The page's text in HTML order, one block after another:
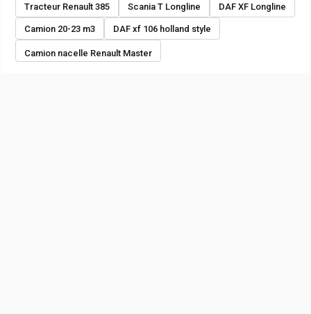
Tracteur Renault 385 Scania T Longline DAF XF Longline
Camion 20-23 m3 DAF xf 106 holland style
Camion nacelle Renault Master